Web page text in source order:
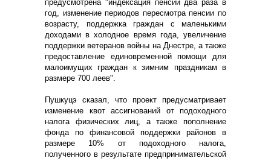
предусмотрена "индексация пенсии два раза в
год, изменение периодов пересмотра пенсии по
возрасту, поддержка граждан с маленькими
доходами в холодное время года, увеличение
поддержки ветеранов войны на Днестре, а также
предоставление единовременной помощи для
малоимущих граждан к зимним праздникам в
размере 700 леев".
Пушкуцэ сказал, что проект предусматривает
изменение квот ассигнований от подоходного
налога физических лиц, а также пополнение
фонда по финансовой поддержки районов в
размере 10% от подоходного налога,
полученного в результате предпринимательской